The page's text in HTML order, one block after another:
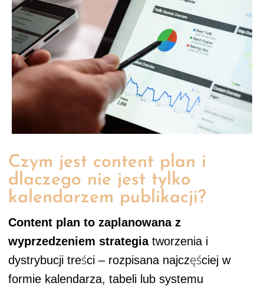
Czym jest content plan i
dlaczego nie jest tylko
kalendarzem publikacji?
Content plan to zaplanowana z
wyprzedzeniem strategiatworzenia i
dystrybucji treści – rozpisana najczęściej w
formie kalendarza, tabeli lub systemu